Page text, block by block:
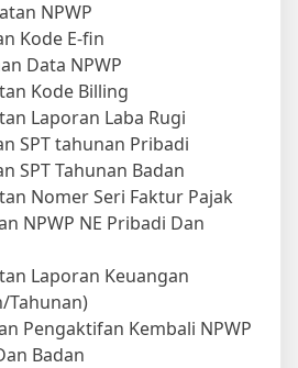
NPWP
Kode E-fin
Data NPWP
Kode Billing
Laporan Laba Rugi
SPT tahunan Pribadi
SPT Tahunan Badan
Nomer Seri Faktur Pajak
NPWP NE Pribadi Dan
Laporan Keuangan
Tahunan)
Pengaktifan Kembali NPWP
Badan